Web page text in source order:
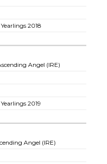
2018
Angel (IRE)
2019
Angel (IRE)